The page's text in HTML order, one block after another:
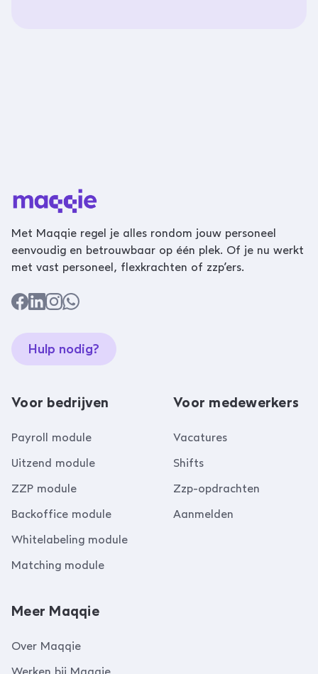
Met Maqqie regel je alles rondom jouw personeel
eenvoudig en betrouwbaar op één plek. Of je nu werkt
met vast personeel, flexkrachten of zzp’ers.
Hulp nodig?
Voor bedrijven
Payroll module
Uitzend module
ZZP module
Backoffice module
Whitelabeling module
Matching module
Voor medewerkers
Vacatures
Shifts
Zzp-opdrachten
Aanmelden
Meer Maqqie
Over Maqqie